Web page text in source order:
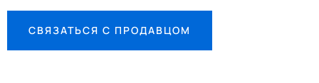
СВЯЗАТЬСЯ С ПРОДАВЦОМ